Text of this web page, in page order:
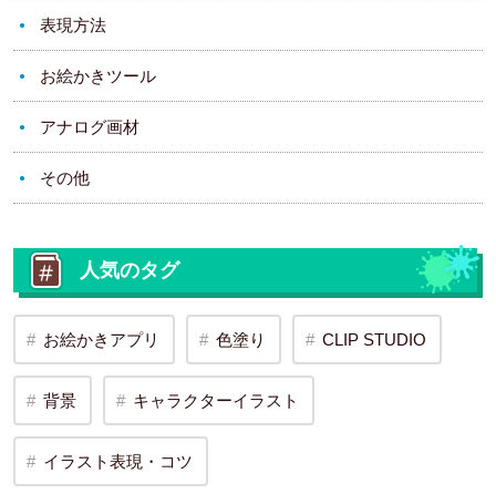
表現方法
お絵かきツール
アナログ画材
その他
人気のタグ
お絵かきアプリ 色塗り CLIP STUDIO
背景 キャラクターイラスト
イラスト表現・コツ